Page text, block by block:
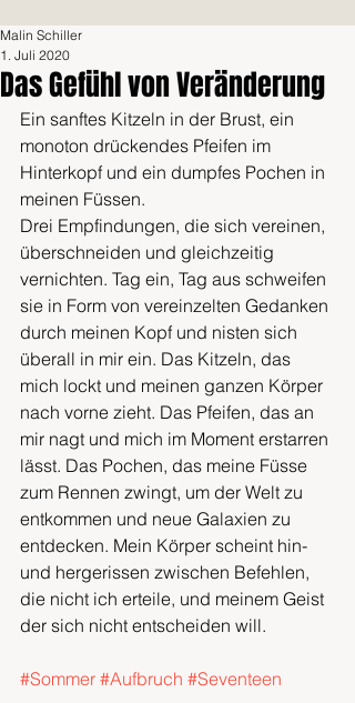
Das Gefühl von Veränderung
Malin Schiller
1. Juli 2020
Ein sanftes Kitzeln in der Brust, ein
monoton drückendes Pfeifen im
Hinterkopf und ein dumpfes Pochen in
meinen Füssen.
Drei Empfindungen, die sich vereinen,
überschneiden und gleichzeitig
vernichten. Tag ein, Tag aus schweifen
sie in Form von vereinzelten Gedanken
durch meinen Kopf und nisten sich
überall in mir ein. Das Kitzeln, das
mich lockt und meinen ganzen Körper
nach vorne zieht. Das Pfeifen, das an
mir nagt und mich im Moment erstarren
lässt. Das Pochen, das meine Füsse
zum Rennen zwingt, um der Welt zu
entkommen und neue Galaxien zu
entdecken. Mein Körper scheint hin-
und hergerissen zwischen Befehlen,
die nicht ich erteile, und meinem Geist
der sich nicht entscheiden will.
#Sommer #Aufbruch #Seventeen